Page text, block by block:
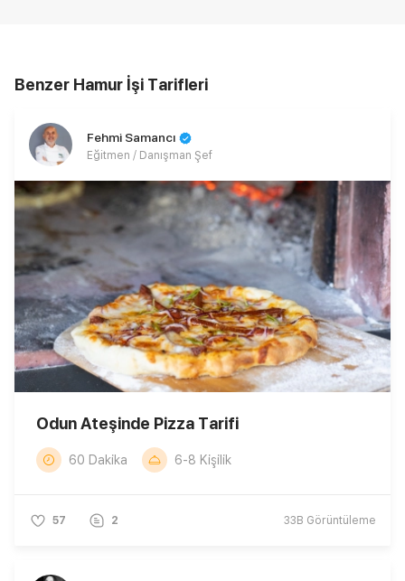
Benzer Hamur İşi Tarifleri
Fehmi Samancı
Eğitmen / Danışman Şef
Odun Ateşinde Pizza Tarifi
60 Dakika 6-8 Kişilik
57 2 33B Görüntüleme